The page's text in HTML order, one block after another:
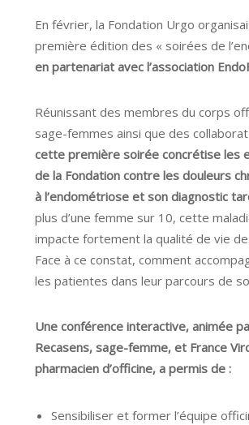
En février, la Fondation Urgo
première édition des « soirées de
en partenariat avec l’association
Réunissant des membres du corps
sage-femmes ainsi que des
cette première soirée concrétise les
de la Fondation contre les douleurs
à l’endométriose et son diagnostic
plus d’une femme sur 10, cette
impacte fortement la qualité de vie
Face à ce constat, comment
les patientes dans leur parcours de
Une conférence interactive, animée
Recasens, sage-femme, et France
pharmacien d’officine, a permis de :
Sensibiliser et former l’équipe